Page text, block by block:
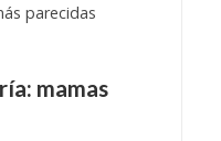
parecidas
mamas